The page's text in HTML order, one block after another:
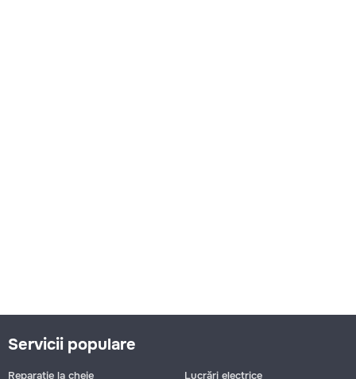
Servicii populare
Reparație la cheie
Lucrări electrice